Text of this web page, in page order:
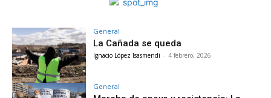
General
La Cañada se queda
Ignacio López Isasmendi - 4 febrero, 2026
General